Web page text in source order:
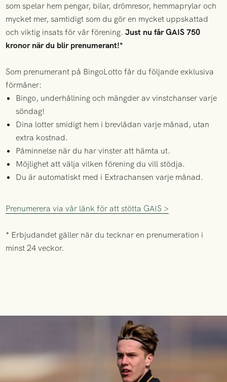
som spelar hem pengar, bilar, drömresor, hemmaprylar och
mycket mer, samtidigt som du gör en mycket uppskattad
och viktig insats för vår förening.Just nu får GAIS 750
kronor när du blir prenumerant!*
Som prenumerant på BingoLotto får du följande exklusiva
förmåner:
Bingo, underhållning och mängder av vinstchanser varje
söndag!
Dina lotter smidigt hem i brevlådan varje månad, utan
extra kostnad.
Påminnelse när du har vinster att hämta ut.
Möjlighet att välja vilken förening du vill stödja.
Du är automatiskt med i Extrachansen varje månad.
Prenumerera via vår länk för att stötta GAIS >
* Erbjudandet gäller när du tecknar en prenumeration i
minst 24 veckor.